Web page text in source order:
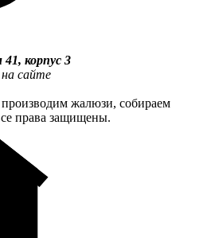
41, корпус 3
сайте
жалюзи, собираем
права защищены.